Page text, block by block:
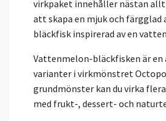
virkpaket innehåller nästan allt
att skapa en mjuk och färgglad
bläckfisk inspirerad av en
Vattenmelon-bläckfisken är en
varianter i virkmönstret
grundmönster kan du virka
med frukt-, dessert- och